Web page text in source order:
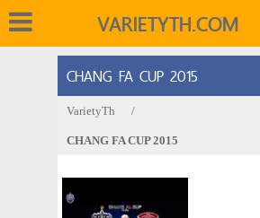
VARIETYTH.COM
CHANG FA CUP 2015
VarietyTh /
CHANG FA CUP 2015